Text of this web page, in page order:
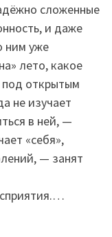
сложенные
и даже
ним уже
лето, какое
под открытым
не изучает
в ней, —
«себя»,
— занят